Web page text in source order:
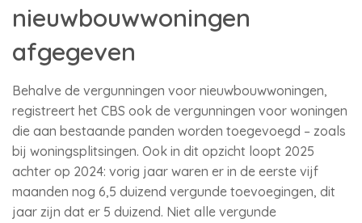
nieuwbouwwoningen
afgegeven
Behalve de vergunningen voor nieuwbouwwoningen,
registreert het CBS ook de vergunningen voor woningen
die aan bestaande panden worden toegevoegd – zoals
bij woningsplitsingen. Ook in dit opzicht loopt 2025
achter op 2024: vorig jaar waren er in de eerste vijf
maanden nog 6,5 duizend vergunde toevoegingen, dit
jaar zijn dat er 5 duizend. Niet alle vergunde